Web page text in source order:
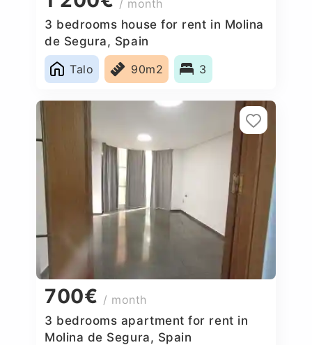
/ month
3 bedrooms house for rent in Molina
de Segura, Spain
Talo
90m2 3
700€ / month
3 bedrooms apartment for rent in
Molina de Segura, Spain